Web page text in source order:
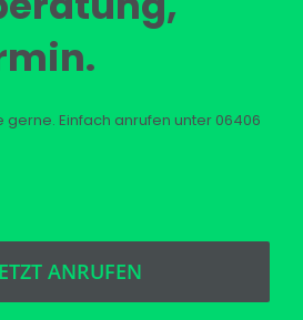
gerne. Einfach anrufen unter 06406
ANRUFEN